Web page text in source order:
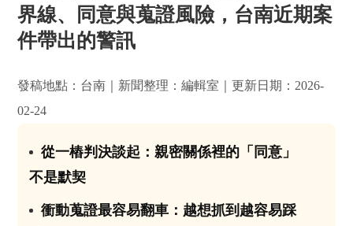
界線、同意與蒐證風險，台南近期案
件帶出的警訊
發稿地點：台南｜新聞整理：編輯室｜更新日期：2026-
02-24
從一樁判決談起：親密關係裡的「同意」
不是默契
衝動蒐證最容易翻車：越想抓到越容易踩